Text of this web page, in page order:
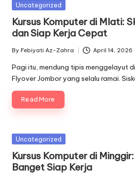
Posted
Uncategorized
Kursus Komputer di Mlati:
dan Siap Kerja Cepat
Posted
by
By Febiyati Az-Zahra April 14, 2026
Pagi itu, mendung tipis menggelayut
Flyover Jombor yang selalu ramai.
Read More
Posted
Uncategorized
Kursus Komputer di
Banget Siap Kerja